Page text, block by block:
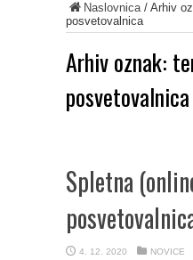
Naslovnica/ Arhiv
posvetovalnica
Arhiv oznak:
posvetovalnica
Spletna
4. 12. 2020 NOVICE